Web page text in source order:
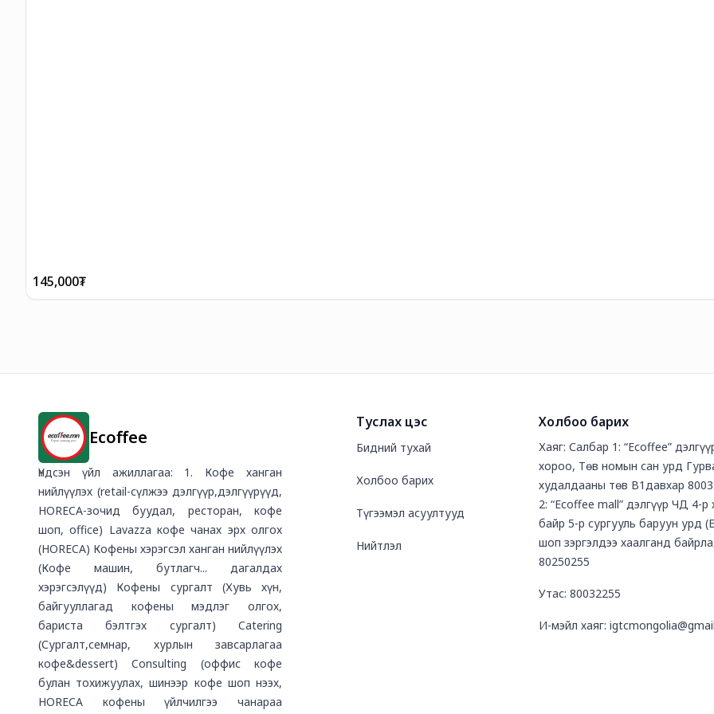
145,000₮
Ecoffee
Үндсэн үйл ажиллагаа: 1. Кофе ханган
нийлүүлэх (retail-сүлжээ дэлгүүр,дэлгүүрүүд,
HORECA-зочид буудал, ресторан, кофе
шоп, office) Lavazza кофе чанах эрх олгох
(HORECA) Кофены хэрэгсэл ханган нийлүүлэх
(Кофе машин, бутлагч... дагалдах
хэрэгсэлүүд) Кофены сургалт (Хувь хүн,
байгууллагад кофены мэдлэг олгох,
бариста бэлтгэх сургалт) Catering
(Сургалт,семнар, хурлын завсарлагаа
кофе&dessert) Consulting (оффис кофе
булан тохижуулах, шинээр кофе шоп нээх,
HORECA кофены үйлчилгээ чанараа
Туслах цэс
Бидний тухай
Холбоо барих
Түгээмэл асуултууд
Нийтлэл
Холбоо барих
Хаяг: Салбар 1: “Ecoffee”
хороо, Төв номын сан урд
худалдааны төв В1давхар
2: “Ecoffee mall” дэлгүүр ЧД 4-р
байр 5-р сургууль баруун урд
шоп зэргэлдээ хаалганд
80250255
Утас: 80032255
И-мэйл хаяг: